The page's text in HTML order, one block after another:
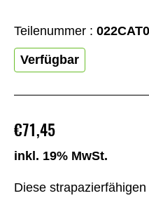
Diese
€71,45
inkl. 19% MwSt.
Teilenummer :
Verfügbar